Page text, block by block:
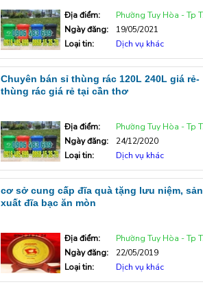
Địa điểm:
Phường Tuy Hòa - Tp Tuy Hòa
Ngày đăng:
19/05/2021
Loại tin:
Dịch vụ khác
Chuyên bán sỉ thùng rác 120L 240L giá rẻ-
thùng rác giá rẻ tại cần thơ
Địa điểm:
Phường Tuy Hòa - Tp Tuy Hòa
Ngày đăng:
24/12/2020
Loại tin:
Dịch vụ khác
cơ sở cung cấp đĩa quà tặng lưu niệm, sản
xuất đĩa bạc ăn mòn
Địa điểm:
Phường Tuy Hòa - Tp Tuy Hòa
Ngày đăng:
22/05/2019
Loại tin:
Dịch vụ khác